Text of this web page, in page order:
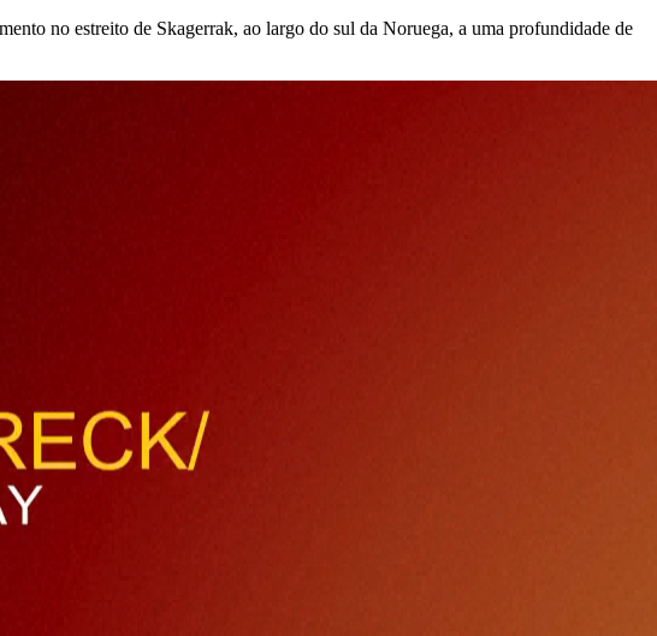
no estreito de Skagerrak, ao largo do sul da Noruega, a uma profundidade de